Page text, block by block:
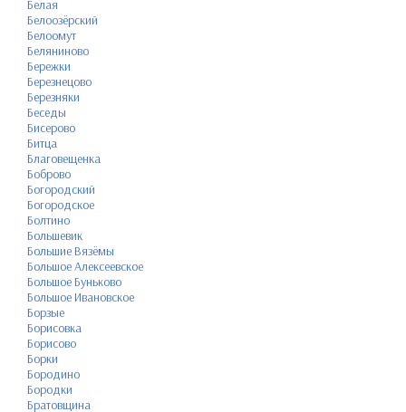
Белая
Белоозёрский
Белоомут
Беляниново
Бережки
Березнецово
Березняки
Беседы
Бисерово
Битца
Благовещенка
Боброво
Богородский
Богородское
Болтино
Большевик
Большие Вязёмы
Большое Алексеевское
Большое Буньково
Большое Ивановское
Борзые
Борисовка
Борисово
Борки
Бородино
Бородки
Братовщина